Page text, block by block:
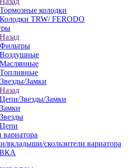
Тормозные колодки
Колодки TRW/ FERODO
Назад
Фильтры
Воздушные
Маслянные
Топливные
Замки
Назад
Цепи/Звезды/Замки
Замки
Звезды
Цепи
вкладыши/скользители вариатора